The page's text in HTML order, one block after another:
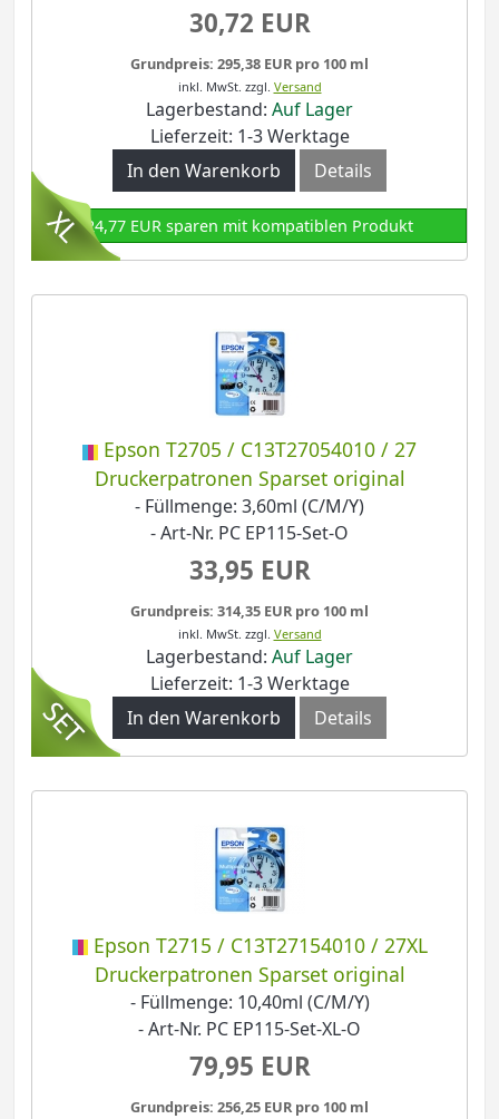
30,72 EUR
Grundpreis: 295,38 EUR pro 100 ml
inkl. MwSt. zzgl. Versand
Lagerbestand: Auf Lager
Lieferzeit: 1-3 Werktage
In den Warenkorb
Details
24,77 EUR sparen mit kompatiblen Produkt
Epson T2705 / C13T27054010 / 27
Druckerpatronen Sparset original
- Füllmenge: 3,60ml (C/M/Y)
- Art-Nr. PC EP115-Set-O
33,95 EUR
Grundpreis: 314,35 EUR pro 100 ml
inkl. MwSt. zzgl. Versand
Lagerbestand: Auf Lager
Lieferzeit: 1-3 Werktage
In den Warenkorb
Details
Epson T2715 / C13T27154010 / 27XL
Druckerpatronen Sparset original
- Füllmenge: 10,40ml (C/M/Y)
- Art-Nr. PC EP115-Set-XL-O
79,95 EUR
Grundpreis: 256,25 EUR pro 100 ml